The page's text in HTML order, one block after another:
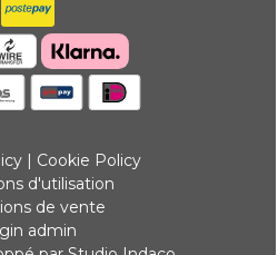
| Cookie Policy
d'utilisation
de vente
admin